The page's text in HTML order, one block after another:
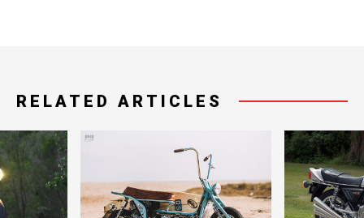
RELATED ARTICLES